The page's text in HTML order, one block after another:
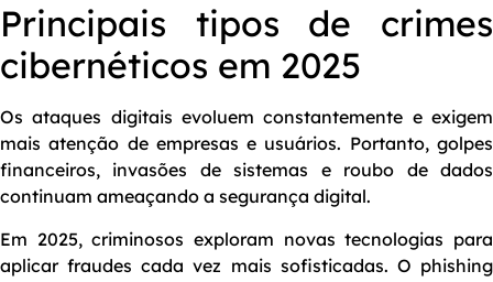
Principais tipos de crimes
cibernéticos em 2025
Os ataques digitais evoluem constantemente e exigem
mais atenção de empresas e usuários. Portanto, golpes
financeiros, invasões de sistemas e roubo de dados
continuam ameaçando a segurança digital.
Em 2025, criminosos exploram novas tecnologias para
aplicar fraudes cada vez mais sofisticadas. O phishing